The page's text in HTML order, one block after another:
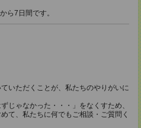
ら7日間です。
いただくことが、私たちのやりがいに
じゃなかった・・・」をなくすため、
て、私たちに何でもご相談・ご質問く